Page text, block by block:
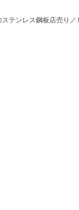
テンレス鋼板店売り